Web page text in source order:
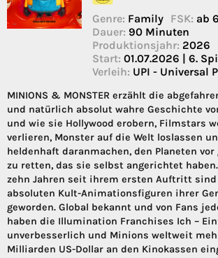
Genre: Family FSK: ab
Dauer: 90 Minuten
Produktionsjahr: 2026
Start: 01.07.2026 | 6.
Verleih: UPI - Universal
MINIONS & MONSTER erzählt die
und natürlich absolut wahre Geschichte
und wie sie Hollywood erobern, Filmstars
verlieren, Monster auf die Welt loslassen
heldenhaft daranmachen, den Planeten vor
zu retten, das sie selbst angerichtet
zehn Jahren seit ihrem ersten Auftritt
absoluten Kult-Animationsfiguren ihrer
geworden. Global bekannt und von Fans
haben die Illumination Franchises Ich –
unverbesserlich und Minions weltweit
Milliarden US-Dollar an den Kinokassen